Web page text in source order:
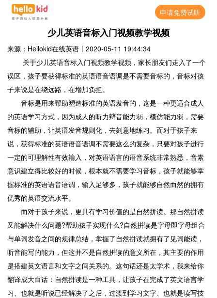
申请免费试听
少儿英语音标入门视频教学视频
来源：Hellokid在线英语 丨 2020-05-11 19:44:34
关于少儿英语音标入门视频教学视频，家长朋友们走入了一个
误区，孩子要获得标准的英语语音语调是不需要音标的，音标对孩
子来说是在绕远路，在增加负担。
音标是用来帮助塑造标准的英语发音的，这是一种更适合成人
的英语学习方式，因为成人的听力辩音能力弱，模仿能力弱，需要
音标的辅助，让英语发音规则化，去刻意地练习。而对于孩子来
说，获得标准的英语语音语调不需要这么的复杂，只要对孩子进行
一定的可理解性有效输入，对英语语言的语音系统非常熟悉，音素
意识建立得比较好的时候，根本就不需要学习音标，孩子就能够掌
握标准的英语语音语调，输入足够多，孩子就能够自然而然的拥有
优秀的英语交流水平。
而对于孩子来说，更具有学习价值的是自然拼读。那自然拼读
又能解决什么问题?帮助孩子实现什么?自然拼读是字母即字母组合
与单词发音之间的规律总结，掌握了自然拼读就拥有了见词能读，
听音能写的能力，但这并不是自然拼读的意义所在，其主要的作用
是搭建英文语言和文字之间关系的。这句话还是太学术，我来给你
翻译成大白话：自然拼读是一种工具，让孩子在完成了英文语言学
习、也就是听说已经解决了之后，过渡到学习文字、也就是读写技